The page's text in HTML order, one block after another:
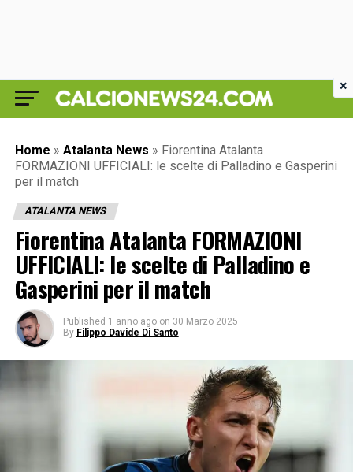
Home » Atalanta News » Fiorentina Atalanta
FORMAZIONI UFFICIALI: le scelte di Palladino e Gasperini
per il match
ATALANTA NEWS
Fiorentina Atalanta FORMAZIONI
UFFICIALI: le scelte di Palladino e
Gasperini per il match
Published 1 anno ago on 30 Marzo 2025
By Filippo Davide Di Santo
×